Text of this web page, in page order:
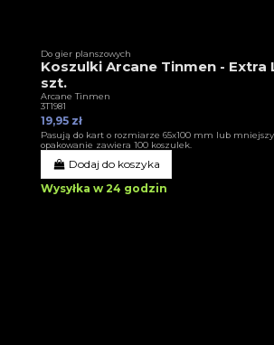
Do gier planszowych
Koszulki Arcane Tinmen - Extra
szt.
Arcane Tinmen
3T1981
19,95 zł
Pasują do kart o rozmiarze 65x100 mm lub
opakowanie zawiera 100 koszulek.
Dodaj do koszyka
Wysyłka w 24 godzin